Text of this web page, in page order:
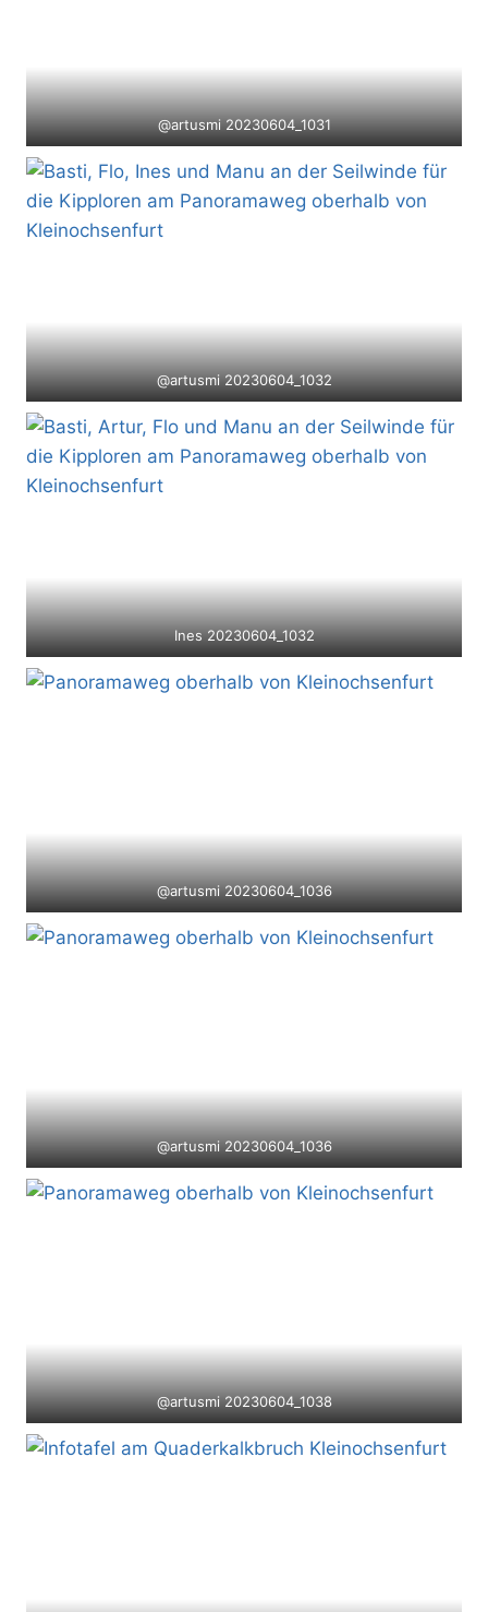
@artusmi 20230604_1031
@artusmi 20230604_1032
Ines 20230604_1032
@artusmi 20230604_1036
@artusmi 20230604_1036
@artusmi 20230604_1038